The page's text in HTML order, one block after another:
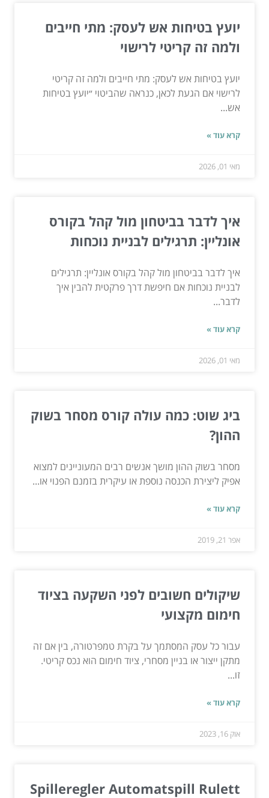
יועץ בטיחות אש לעסק: מתי חייבים
ולמה זה קריטי לרישוי
יועץ בטיחות אש לעסק: מתי חייבים ולמה זה קריטי
לרישוי אם הגעת לכאן, כנראה שהביטוי ״יועץ בטיחות
אש...
קרא עוד »
מאי 01, 2026
איך לדבר בביטחון מול קהל בקורס
אונליין: תרגילים לבניית נוכחות
איך לדבר בביטחון מול קהל בקורס אונליין: תרגילים
לבניית נוכחות אם חיפשת דרך פרקטית להבין איך
לדבר...
קרא עוד »
מאי 01, 2026
ביג שוט: כמה עולה קורס מסחר בשוק
ההון?
מסחר בשוק ההון מושך אנשים רבים המעוניינים למצוא
אפיק ליצירת הכנסה נוספת או עיקרית בזמנם הפנוי או...
קרא עוד »
אפר 21, 2019
שיקולים חשובים לפני השקעה בציוד
חימום מקצועי
עבור כל עסק המסתמך על בקרת טמפרטורה, בין אם זה
מתקן ייצור או בניין מסחרי, ציוד חימום הוא נכס קריטי.
זו...
קרא עוד »
אוק 16, 2023
Spilleregler Automatspill Rulett